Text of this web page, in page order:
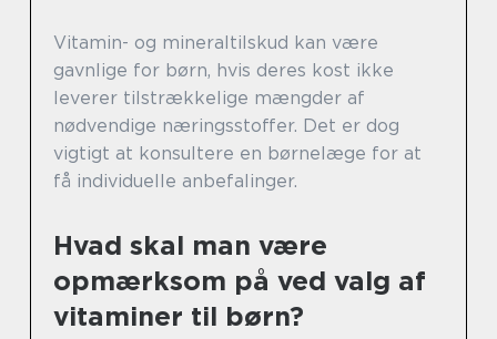
Vitamin- og mineraltilskud kan være
gavnlige for børn, hvis deres kost ikke
leverer tilstrækkelige mængder af
nødvendige næringsstoffer. Det er dog
vigtigt at konsultere en børnelæge for at
få individuelle anbefalinger.
Hvad skal man være
opmærksom på ved valg af
vitaminer til børn?